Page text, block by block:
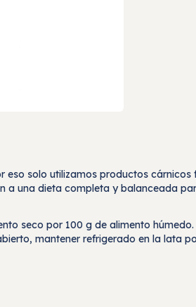
solo utilizamos productos
a una dieta completa y balanceada
seco por 100 g de alimento
mantener refrigerado en la lata